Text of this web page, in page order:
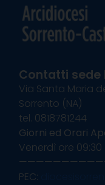
Contatti sede
Via Santa Maria
Sorrento (NA)
tel. 0818781244
Giorni ed Orari
Venerdì ore 09:30
PEC: